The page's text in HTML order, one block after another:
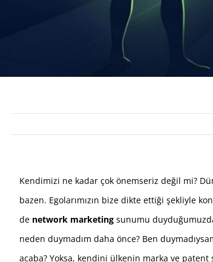
Kendimizi ne kadar çok önemseriz değil mi?
bazen. Egolarımızın bize dikte ettiği şekliyle
de network marketing sunumu
neden duymadım daha önce? Ben
acaba? Yoksa, kendini ülkenin marka ve